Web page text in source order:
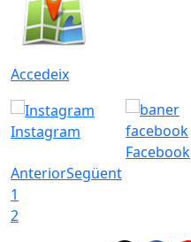
Accedeix
Instagram
Facebook
AnteriorSegüent
1
2